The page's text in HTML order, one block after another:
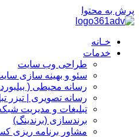
پرش به محتوا
خـانه
خدمات
طراحی وب سایت
سئو و بهینه سازی
رسانه محیطی (
رسانه تصویری | تیزر
تبلیغات و مدیریت
برندسازی (برندینگ)‌
مشاور برنامه ریزی